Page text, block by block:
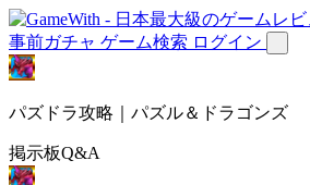
事前ガチャ ゲーム検索 ログイン
パズドラ攻略｜パズル＆ドラゴンズ
掲示板Q&A